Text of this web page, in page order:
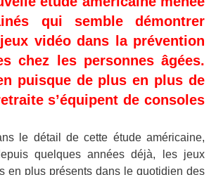
qui semble démontrer
jeux vidéo dans la prévention
chez les personnes âgées.
puisque de plus en plus de
s’équipent de consoles
le détail de cette étude américaine,
quelques années déjà, les jeux
en plus présents dans le quotidien des